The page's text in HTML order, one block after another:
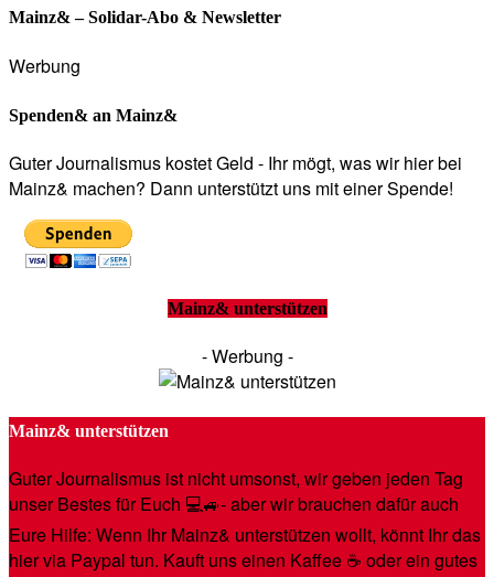
Mainz& – Solidar-Abo & Newsletter
Werbung
Spenden& an Mainz&
Guter Journalismus kostet Geld - Ihr mögt, was wir hier bei
Mainz& machen? Dann unterstützt uns mit einer Spende!
Mainz& unterstützen
- Werbung -
Mainz& unterstützen
Guter Journalismus ist nicht umsonst, wir geben jeden Tag
unser Bestes für Euch 💻🚙- aber wir brauchen dafür auch
Eure Hilfe: Wenn Ihr Mainz& unterstützen wollt, könnt Ihr das
hier via Paypal tun. Kauft uns einen Kaffee ☕️ oder ein gutes